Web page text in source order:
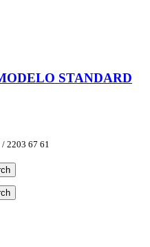
STANDARD
2203 67 61